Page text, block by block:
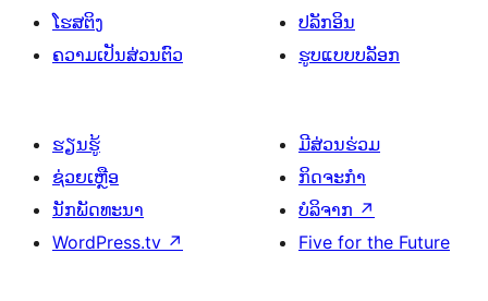
ໂຮສຕິງ
ຄວາມເປັນສ່ວນຕົວ
ປລັກອິນ
ຮູບແບບບລັອກ
ຮຽນຮູ້
ຊ່ວຍເຫຼືອ
ນັກພັດທະນາ
WordPress.tv ↗
ມີສ່ວນຮ່ວມ
ກິດຈະກຳ
ບໍລິຈາກ ↗
Five for the Future